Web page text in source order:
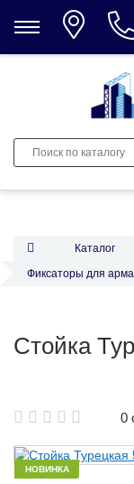
Каталог
Фиксаторы для
Стойка
0
НОВИНКА